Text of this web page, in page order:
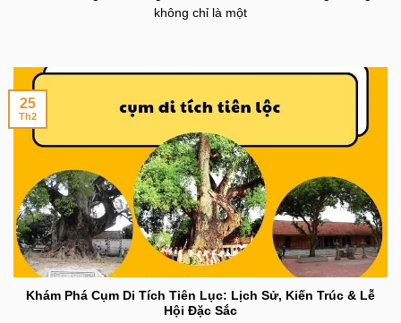
không chỉ là một
Khám Phá Cụm Di Tích Tiên Lục: Lịch Sử, Kiến Trúc & Lễ
Hội Đặc Sắc
25
Th2